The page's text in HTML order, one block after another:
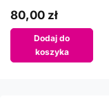
80,00 zł
Dodaj do
koszyka